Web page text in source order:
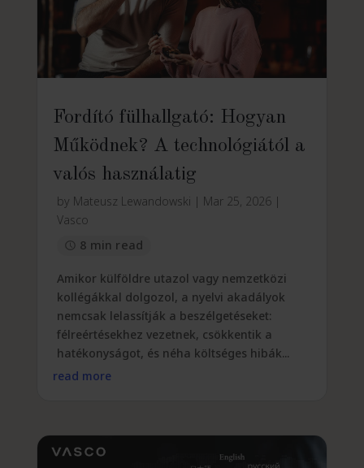
Fordító fülhallgató: Hogyan
Működnek? A technológiától a
valós használatig
by Mateusz Lewandowski | Mar 25, 2026|
Vasco
8 min read
Amikor külföldre utazol vagy nemzetközi
kollégákkal dolgozol, a nyelvi akadályok
nemcsak lelassítják a beszélgetéseket:
félreértésekhez vezetnek, csökkentik a
hatékonyságot, és néha költséges hibák...
read more